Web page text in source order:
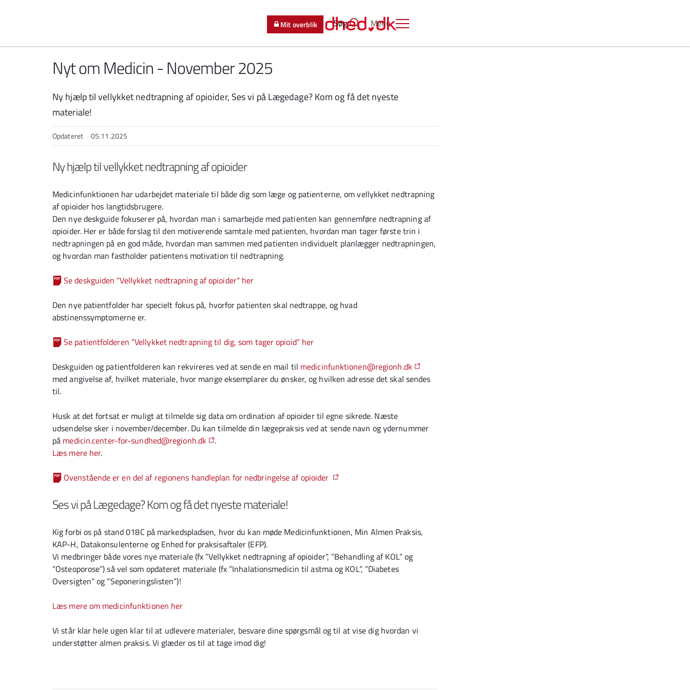
Menu
Søg
Mit overblik
Nyt om Medicin - November 2025
Ny hjælp til vellykket nedtrapning af opioider, Ses vi på Lægedage? Kom og få det nyeste
materiale!
Opdateret 05.11.2025
Ny hjælp til vellykket nedtrapning af opioider
Medicinfunktionen har udarbejdet materiale til både dig som læge og patienterne, om vellykket nedtrapning
af opioider hos langtidsbrugere.
Den nye deskguide fokuserer på, hvordan man i samarbejde med patienten kan gennemføre nedtrapning af
opioider. Her er både forslag til den motiverende samtale med patienten, hvordan man tager første trin i
nedtrapningen på en god måde, hvordan man sammen med patienten individuelt planlægger nedtrapningen,
og hvordan man fastholder patientens motivation til nedtrapning.
Se deskguiden ”Vellykket nedtrapning af opioider” her
Den nye patientfolder har specielt fokus på, hvorfor patienten skal nedtrappe, og hvad
abstinenssymptomerne er.
Se patientfolderen ”Vellykket nedtrapning til dig, som tager opioid” her
Deskguiden og patientfolderen kan rekvireres ved at sende en mail til medicinfunktionen@regionh.dk
med angivelse af, hvilket materiale, hvor mange eksemplarer du ønsker, og hvilken adresse det skal sendes
til.
Husk at det fortsat er muligt at tilmelde sig data om ordination af opioider til egne sikrede. Næste
udsendelse sker i november/december. Du kan tilmelde din lægepraksis ved at sende navn og ydernummer
på medicin.center-for-sundhed@regionh.dk
.
Læs mere her.
Ovenstående er en del af regionens handleplan for nedbringelse af opioider
Ses vi på Lægedage? Kom og få det nyeste materiale!
Kig forbi os på stand 018C på markedspladsen, hvor du kan møde Medicinfunktionen, Min Almen Praksis,
KAP-H, Datakonsulenterne og Enhed for praksisaftaler (EFP).
Vi medbringer både vores nye materiale (fx ”Vellykket nedtrapning af opioider”, ”Behandling af KOL” og
”Osteoporose”) så vel som opdateret materiale (fx ”Inhalationsmedicin til astma og KOL”, ”Diabetes
Oversigten” og ”Seponeringslisten”)!
Læs mere om medicinfunktionen her
Vi står klar hele ugen klar til at udlevere materialer, besvare dine spørgsmål og til at vise dig hvordan vi
understøtter almen praksis. Vi glæder os til at tage imod dig!